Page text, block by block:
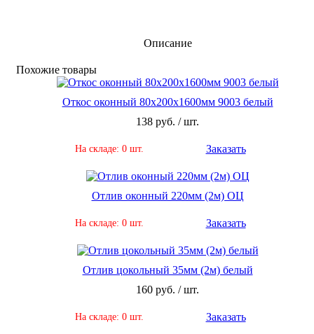
Описание
По­хо­жие то­ва­ры
Откос оконный 80х200х1600мм 9003 белый
138 руб. / шт.
На складе: 0 шт. Заказать
Отлив оконный 220мм (2м) ОЦ
На складе: 0 шт. Заказать
Отлив цокольный 35мм (2м) белый
160 руб. / шт.
На складе: 0 шт. Заказать